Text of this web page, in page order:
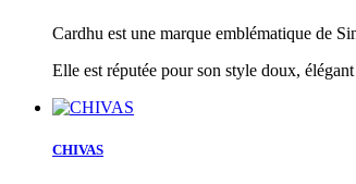
Cardhu est une marque emblématique de
Elle est réputée pour son style doux,
CHIVAS